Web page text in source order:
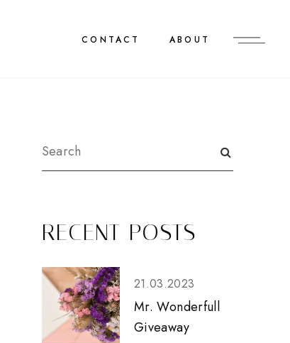
CONTACT ABOUT
RECENT POSTS
21.03.2023
Mr. Wonderfull
Giveaway